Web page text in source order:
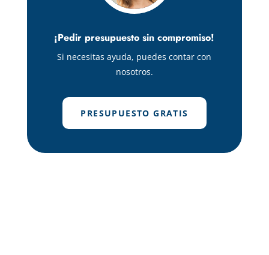
¡Pedir presupuesto sin compromiso!
Si necesitas ayuda, puedes contar con
nosotros.
PRESUPUESTO GRATIS